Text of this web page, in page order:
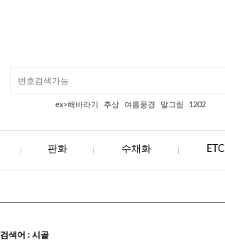
ex>해바라기 추상 여름풍경 말그림 1202
판화 수채화 ETC
색어 : 시골